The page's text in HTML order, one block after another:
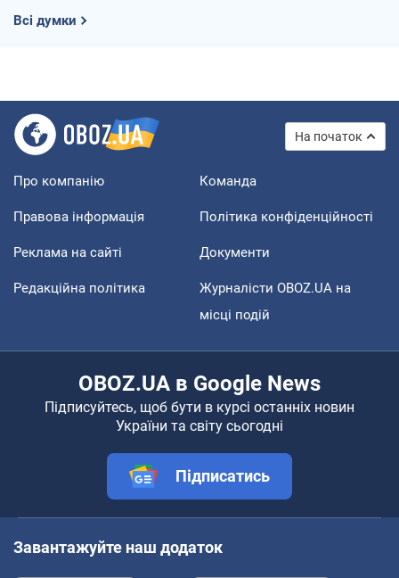
Всі думки
На початок
Про компанію Команда
Правова інформація Політика конфіденційності
Реклама на сайті Документи
Редакційна політика
Журналісти OBOZ.UA на
місці подій
OBOZ.UA в Google News
Підписуйтесь, щоб бути в курсі останніх новин
України та світу сьогодні
Підписатись
Завантажуйте наш додаток